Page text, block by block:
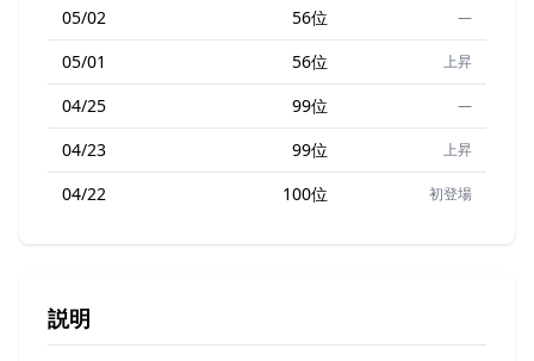
05/02 56位 —
05/01 56位 上昇
04/25 99位 —
04/23 99位 上昇
04/22 100位 初登場
説明